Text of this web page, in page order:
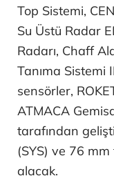
Top Sistemi,
Su Üstü Radar
Radarı, Chaff
Tanıma Sistemi
sensörler,
ATMACA
tarafından
(SYS) ve 76
alacak.